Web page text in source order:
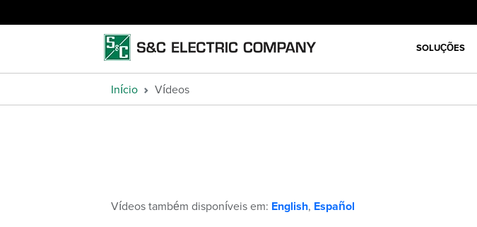
SOLUÇÕES
Início Vídeos
Vídeos também disponíveis em: English, Español